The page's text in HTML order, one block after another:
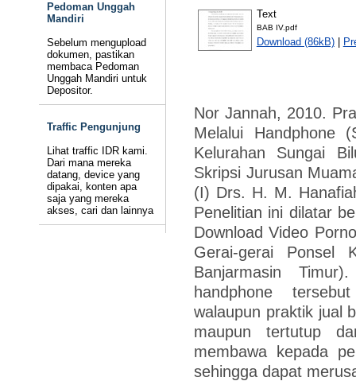
Pedoman Unggah
Mandiri
Sebelum mengupload
dokumen, pastikan
membaca Pedoman
Unggah Mandiri untuk
Depositor.
Traffic Pengunjung
Lihat traffic IDR kami.
Dari mana mereka
datang, device yang
dipakai, konten apa
saja yang mereka
akses, cari dan lainnya
Text
BAB IV.pdf
Download (86kB)|
Nor Jannah, 2010.
Melalui Handphone
Kelurahan Sungai
Skripsi Jurusan
(I) Drs. H. M.
Penelitian ini dilatar
Download Video
Gerai-gerai Ponsel
Banjarmasin
handphone
walaupun praktik jual
maupun tertutup
membawa kepada
sehingga dapat